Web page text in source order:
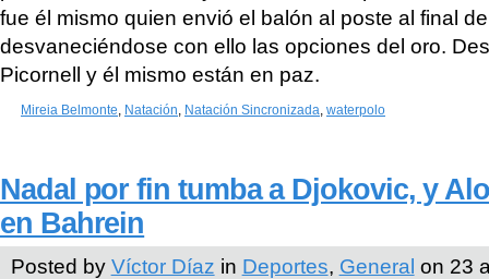
fue él mismo quien envió el balón al poste al final
desvaneciéndose con ello las opciones del oro.
Picornell y él mismo están en paz.
Mireia Belmonte Natación Natación Sincronizada waterpolo
Nadal por fin tumba a Djokovic, y
en Bahrein
Posted by Víctor Díaz in Deportes, General on 23